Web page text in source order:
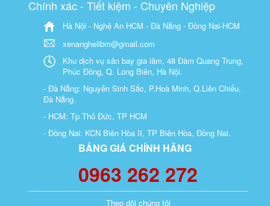
Chính xác - Tiết kiệm - Chuyên Nghiệp
Hà Nội - Nghệ An HCM - Đà Nẵng - Đồng Nai-HCM
xenanghelibm@gmail.com
Khu dịch vụ sân bay gia lâm, 48 Đàm Quang Trung,
Phúc Đồng, Q. Long Biên, Hà Nội.
- Đà Nẵng: Nguyễn Sinh Sắc, P.Hoà Minh, Q.Liên Chiểu,
Đà Nẵng.
- HCM: Tp Thủ Đức, TP HCM
- Đồng Nai: KCN Biên Hòa II, TP Biên Hòa, Đồng Nai.
BẢNG GIÁ CHÍNH HÃNG
0963 262 272
Theo dõi chúng tôi